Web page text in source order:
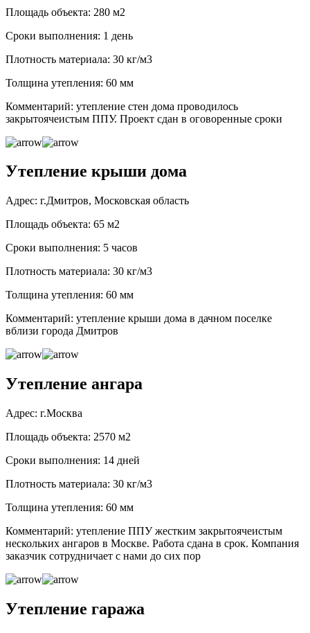
Площадь объекта: 280 м2
Сроки выполнения: 1 день
Плотность материала: 30 кг/м3
Толщина утепления: 60 мм
Комментарий: утепление стен дома проводилось
закрытоячеистым ППУ. Проект сдан в оговоренные сроки
Утепление крыши дома
Адрес: г.Дмитров, Московская область
Площадь объекта: 65 м2
Сроки выполнения: 5 часов
Плотность материала: 30 кг/м3
Толщина утепления: 60 мм
Комментарий: утепление крыши дома в дачном поселке
вблизи города Дмитров
Утепление ангара
Адрес: г.Москва
Площадь объекта: 2570 м2
Сроки выполнения: 14 дней
Плотность материала: 30 кг/м3
Толщина утепления: 60 мм
Комментарий: утепление ППУ жестким закрытоячеистым
нескольких ангаров в Москве. Работа сдана в срок. Компания
заказчик сотрудничает с нами до сих пор
Утепление гаража